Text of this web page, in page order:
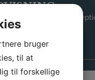
Hotel, så kontakt
festansvarlige.
bruger
til at
til forskellige